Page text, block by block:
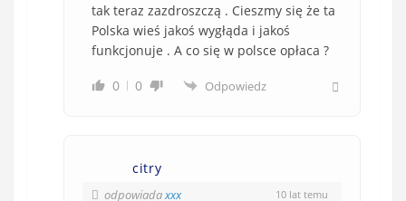
tak teraz zazdroszczą . Cieszmy się że ta
Polska wieś jakoś wygłąda i jakoś
funkcjonuje . A co się w polsce opłaca ?
0 0 Odpowiedz
citry
odpowiadaxxx 10 lat temu